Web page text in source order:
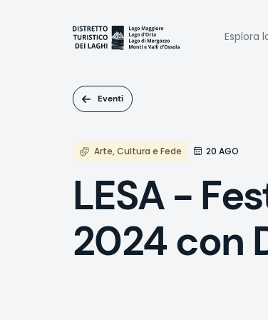
Esplora
Eventi
Arte, Cultura e Fede 20 AGO
LESA -
2024 con